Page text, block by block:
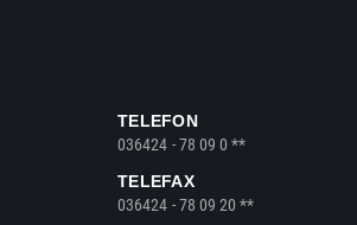
TELEFON
036424 - 78 09 0 **
TELEFAX
036424 - 78 09 20 **